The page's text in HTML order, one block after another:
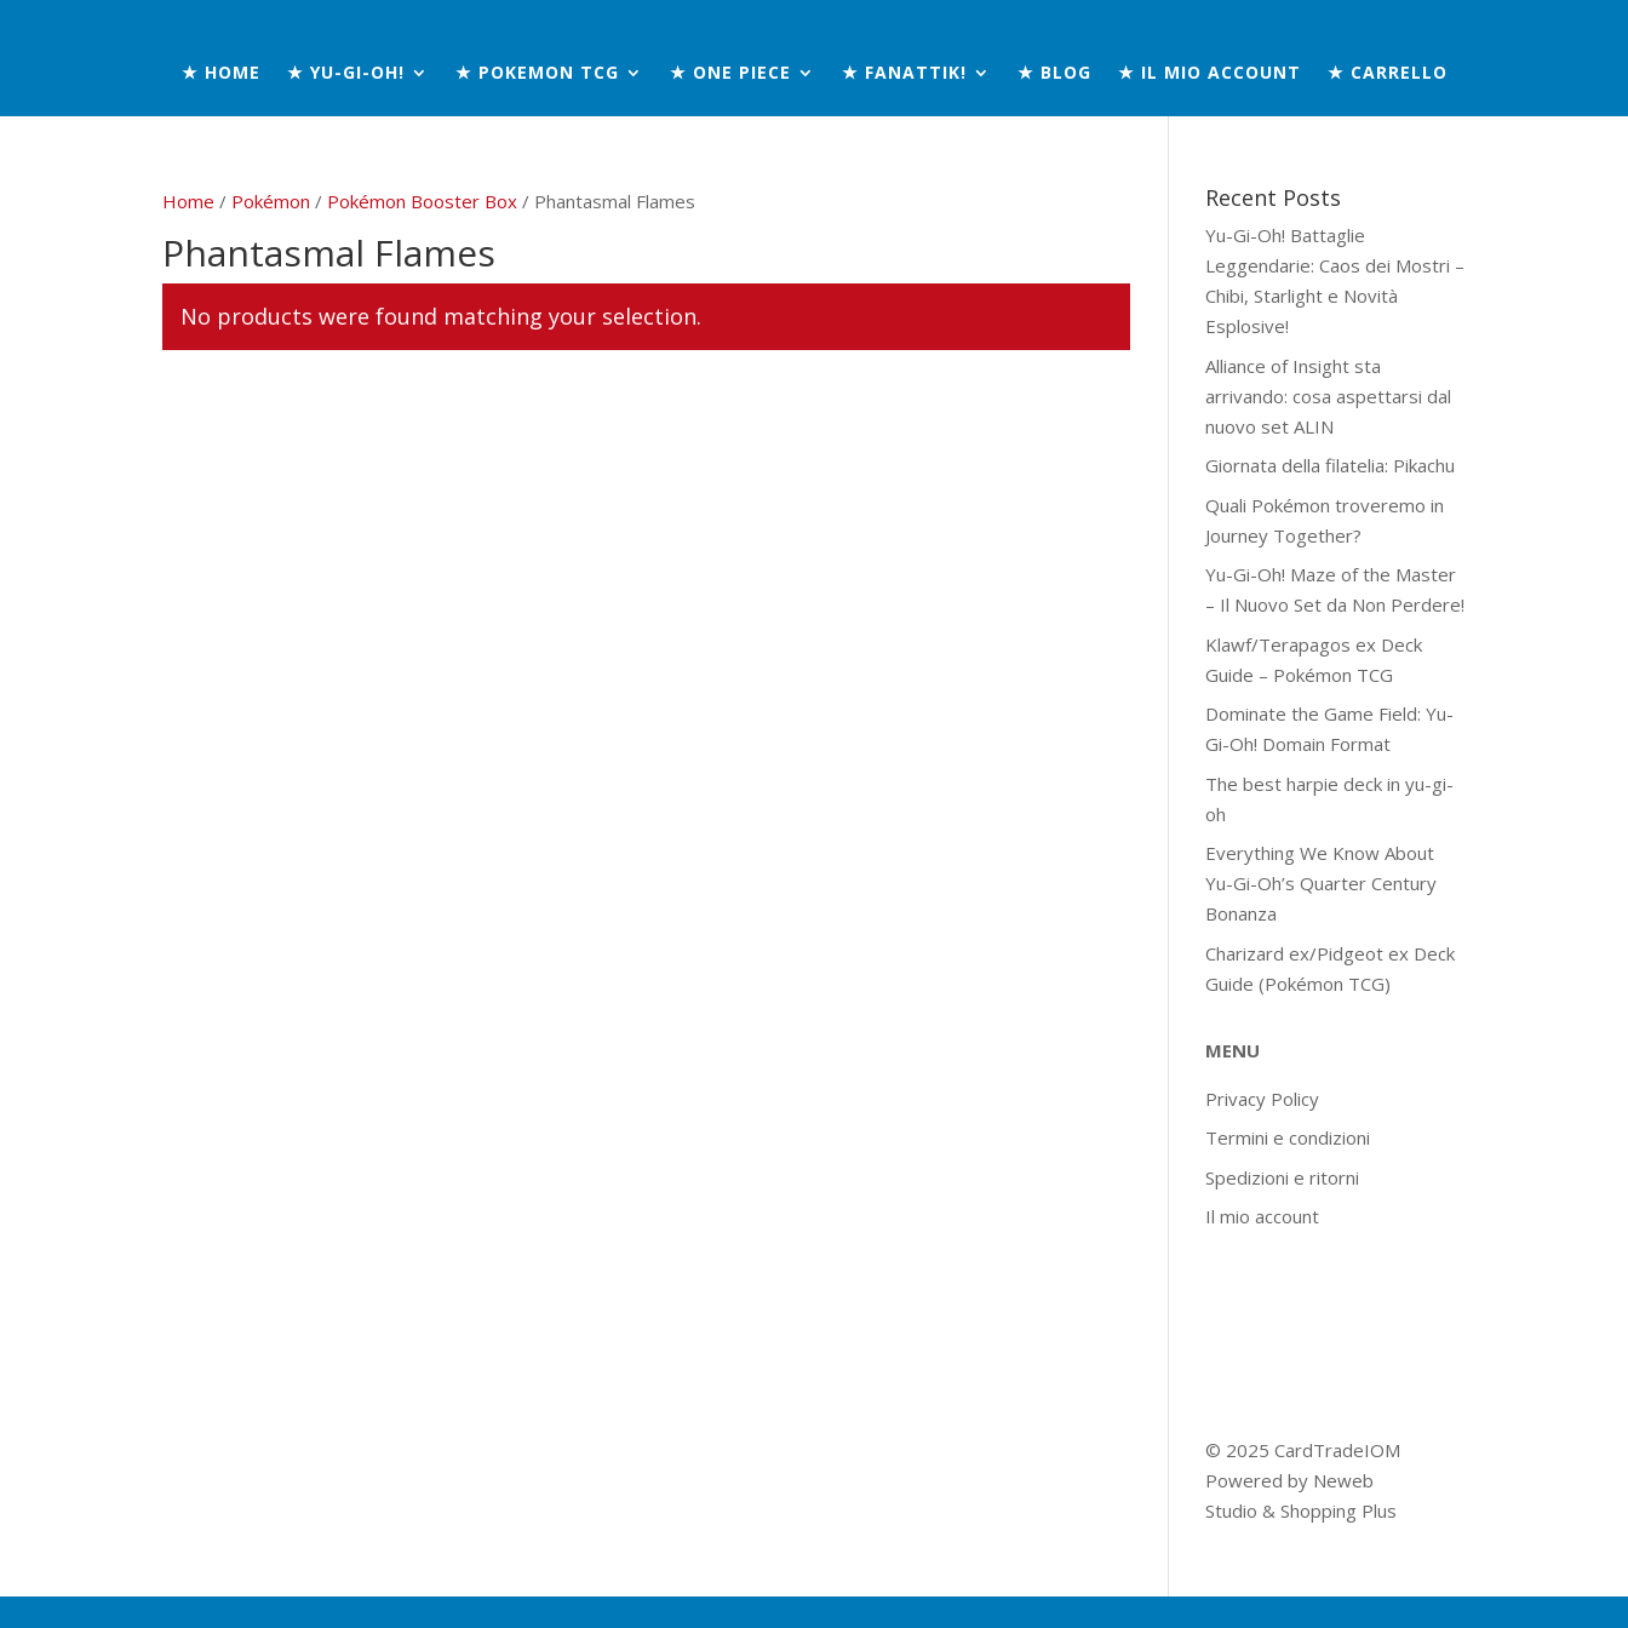
★ HOME ★ YU-GI-OH! ★ POKEMON TCG ★ ONE PIECE ★ FANATTIK! ★ BLOG ★ IL MIO ACCOUNT ★ CARRELLO
Home / Pokémon / Pokémon Booster Box / Phantasmal Flames
Phantasmal Flames
No products were found matching your selection.
Recent Posts
Yu-Gi-Oh! Battaglie
Leggendarie: Caos dei Mostri –
Chibi, Starlight e Novità
Esplosive!
Alliance of Insight sta
arrivando: cosa aspettarsi dal
nuovo set ALIN
Giornata della filatelia: Pikachu
Quali Pokémon troveremo in
Journey Together?
Yu-Gi-Oh! Maze of the Master
– Il Nuovo Set da Non Perdere!
Klawf/Terapagos ex Deck
Guide – Pokémon TCG
Dominate the Game Field: Yu-
Gi-Oh! Domain Format
The best harpie deck in yu-gi-
oh
Everything We Know About
Yu-Gi-Oh’s Quarter Century
Bonanza
Charizard ex/Pidgeot ex Deck
Guide (Pokémon TCG)
MENU
Privacy Policy
Termini e condizioni
Spedizioni e ritorni
Il mio account
© 2025 CardTradeIOM
Powered by Neweb
Studio & Shopping Plus